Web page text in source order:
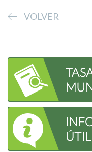
VOLVER